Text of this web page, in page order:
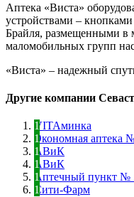
Аптека «Виста»
устройствами –
Брайля, размещенными в
маломобильных групп
«Виста» – надежный
Другие компании
VITAминка
Экономная аптека
АВиК
АВиК
Аптечный пункт №
Сити-Фарм